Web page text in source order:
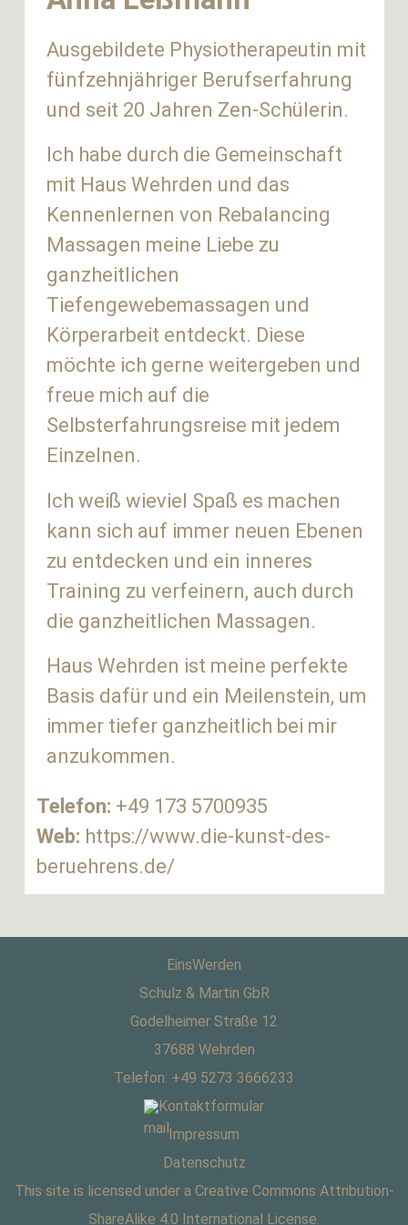
Ausgebildete Physiotherapeutin mit
fünfzehnjähriger Berufserfahrung
und seit 20 Jahren Zen-Schülerin.
Ich habe durch die Gemeinschaft
mit Haus Wehrden und das
Kennenlernen von Rebalancing
Massagen meine Liebe zu
ganzheitlichen
Tiefengewebemassagen und
Körperarbeit entdeckt. Diese
möchte ich gerne weitergeben und
freue mich auf die
Selbsterfahrungsreise mit jedem
Einzelnen.
Ich weiß wieviel Spaß es machen
kann sich auf immer neuen Ebenen
zu entdecken und ein inneres
Training zu verfeinern, auch durch
die ganzheitlichen Massagen.
Haus Wehrden ist meine perfekte
Basis dafür und ein Meilenstein, um
immer tiefer ganzheitlich bei mir
anzukommen.
Telefon: +49 173 5700935
Web: https://www.die-kunst-des-
beruehrens.de/
EinsWerden
Schulz & Martin GbR
Godelheimer Straße 12
37688 Wehrden
Telefon: +49 5273 3666233
Kontaktformular
Impressum
Datenschutz
This site is licensed under a Creative Commons Attribution-
ShareAlike 4.0 International License.